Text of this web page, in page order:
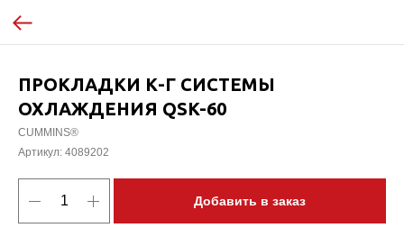
ПРОКЛАДКИ К-Г СИСТЕМЫ
ОХЛАЖДЕНИЯ QSK-60
CUMMINS®
Артикул: 4089202
Добавить в заказ